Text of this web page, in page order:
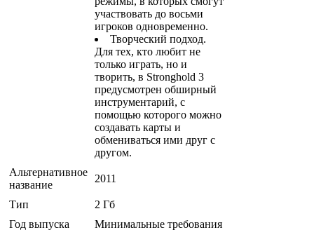
участвовать до восьми
игроков одновременно.
Творческий подход.
Для тех, кто любит не
только играть, но и
творить, в Stronghold 3
предусмотрен обширный
инструментарий, с
помощью которого можно
создавать карты и
обмениваться ими друг с
другом.
Альтернативное
название
2011
Тип
2 Гб
Год выпуска
Минимальные требования